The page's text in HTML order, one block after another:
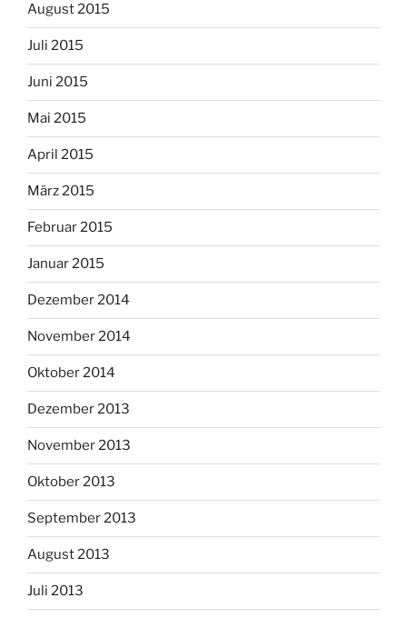
August 2015
Juli 2015
Juni 2015
Mai 2015
April 2015
März 2015
Februar 2015
Januar 2015
Dezember 2014
November 2014
Oktober 2014
Dezember 2013
November 2013
Oktober 2013
September 2013
August 2013
Juli 2013